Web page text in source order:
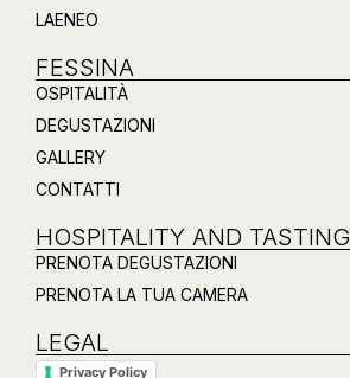
LAENEO
FESSINA
OSPITALITÀ
DEGUSTAZIONI
GALLERY
CONTATTI
HOSPITALITY AND TASTING
PRENOTA DEGUSTAZIONI
PRENOTA LA TUA CAMERA
LEGAL
Privacy Policy